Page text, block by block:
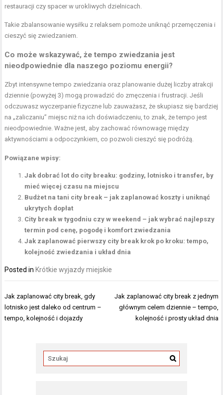
restauracji czy spacer w urokliwych dzielnicach.
Takie zbalansowanie wysiłku z relaksem pomoże uniknąć przemęczenia i
cieszyć się zwiedzaniem.
Co może wskazywać, że tempo zwiedzania jest
nieodpowiednie dla naszego poziomu energii?
Zbyt intensywne tempo zwiedzania oraz planowanie dużej liczby atrakcji
dziennie (powyżej 3) mogą prowadzić do zmęczenia i frustracji. Jeśli
odczuwasz wyczerpanie fizyczne lub zauważasz, że skupiasz się bardziej
na „zaliczaniu” miejsc niż na ich doświadczeniu, to znak, że tempo jest
nieodpowiednie. Ważne jest, aby zachować równowagę między
aktywnościami a odpoczynkiem, co pozwoli cieszyć się podróżą.
Powiązane wpisy:
Jak dobrać lot do city breaku: godziny, lotnisko i transfer, by
mieć więcej czasu na miejscu
Budżet na tani city break – jak zaplanować koszty i uniknąć
ukrytych dopłat
City break w tygodniu czy w weekend – jak wybrać najlepszy
termin pod cenę, pogodę i komfort zwiedzania
Jak zaplanować pierwszy city break krok po kroku: tempo,
kolejność zwiedzania i układ dnia
Posted in Krótkie wyjazdy miejskie
Nawigacja
wpisu
Jak zaplanować city break, gdy
lotnisko jest daleko od centrum –
tempo, kolejność i dojazdy
Jak zaplanować city break z jednym
głównym celem dziennie – tempo,
kolejność i prosty układ dnia